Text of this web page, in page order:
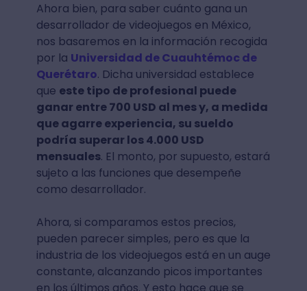
Ahora bien, para saber cuánto gana un
desarrollador de videojuegos en México,
nos basaremos en la información recogida
por la Universidad de Cuauhtémoc de
Querétaro. Dicha universidad establece
que este tipo de profesional puede
ganar entre 700 USD al mes y, a medida
que agarre experiencia, su sueldo
podría superar los 4.000 USD
mensuales. El monto, por supuesto, estará
sujeto a las funciones que desempeñe
como desarrollador.
Ahora, si comparamos estos precios,
pueden parecer simples, pero es que la
industria de los videojuegos está en un auge
constante, alcanzando picos importantes